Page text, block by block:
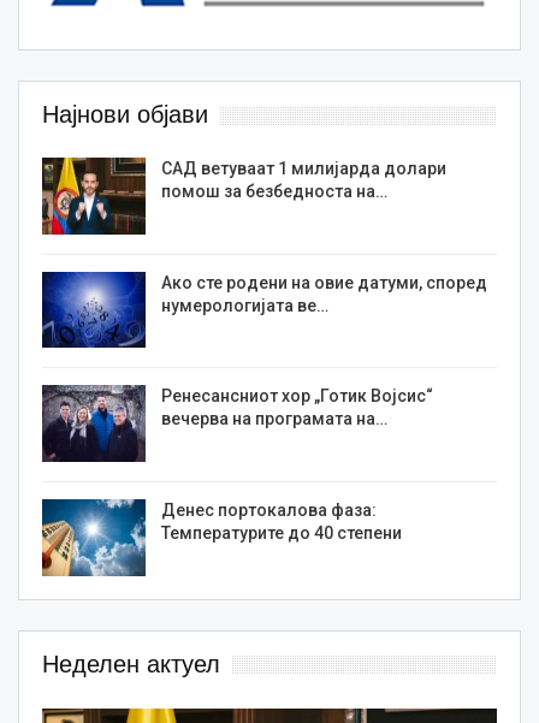
Најнови објави
САД ветуваат 1 милијарда долари
помош за безбедноста на…
Ако сте родени на овие датуми, според
нумерологијата ве…
Ренесансниот хор „Готик Војсис“
вечерва на програмата на…
Денес портокалова фаза:
Температурите до 40 степени
Неделен актуел